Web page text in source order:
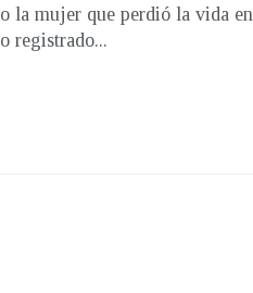
la mujer que perdió la vida en
registrado...